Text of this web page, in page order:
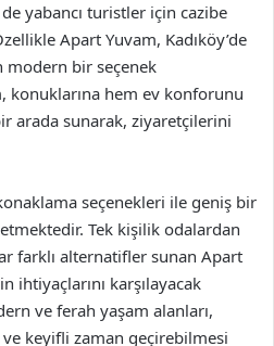
yabancı turistler için cazibe
Apart Yuvam, Kadıköy’de
modern bir seçenek
konuklarına hem ev konforunu
arada sunarak, ziyaretçilerini
seçenekleri ile geniş bir
Tek kişilik odalardan
farklı alternatifler sunan Apart
ihtiyaçlarını karşılayacak
ve ferah yaşam alanları,
keyifli zaman geçirebilmesi